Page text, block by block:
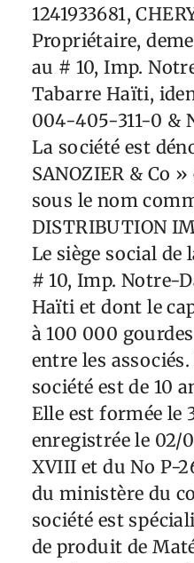
1241933681,
Propriétaire,
au # 10, Imp.
Tabarre Haïti,
004-405-311-0 &
La société est
SANOZIER & Co
sous le nom
DISTRIBUTION
Le siège social de
# 10, Imp. Notre-
Haïti et dont le
à 100 000
entre les
société est de 10
Elle est formée le
enregistrée le 02/
XVIII et du No P-
du ministère du
société est
de produit de